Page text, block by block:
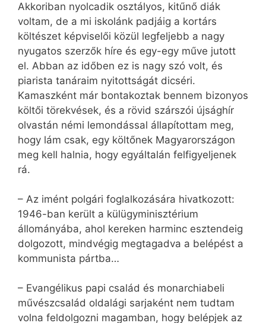
Akkoriban nyolcadik osztályos, kitűnő diák
voltam, de a mi iskolánk padjáig a kortárs
költészet képviselői közül legfeljebb a nagy
nyugatos szerzők híre és egy-egy műve jutott
el. Abban az időben ez is nagy szó volt, és
piarista tanáraim nyitottságát dicséri.
Kamaszként már bontakoztak bennem bizonyos
költői törekvések, és a rövid szárszói újsághír
olvastán némi lemondással állapítottam meg,
hogy lám csak, egy költőnek Magyarországon
meg kell halnia, hogy egyáltalán felfigyeljenek
rá.
– Az imént polgári foglalkozására hivatkozott:
1946-ban került a külügyminisztérium
állományába, ahol kereken harminc esztendeig
dolgozott, mindvégig megtagadva a belépést a
kommunista pártba…
– Evangélikus papi család és monarchiabeli
művészcsalád oldalági sarjaként nem tudtam
volna feldolgozni magamban, hogy belépjek az